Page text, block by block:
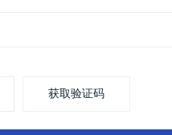
获取验证码